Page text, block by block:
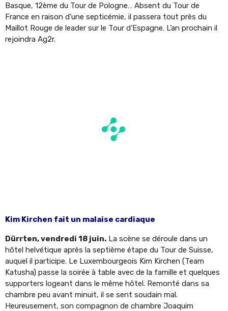
Basque, 12ème du Tour de Pologne… Absent du Tour de
France en raison d’une septicémie, il passera tout près du
Maillot Rouge de leader sur le Tour d’Espagne. L’an prochain il
rejoindra Ag2r.
Kim Kirchen fait un malaise cardiaque
Dürrten, vendredi 18 juin. La scène se déroule dans un
hôtel helvétique après la septième étape du Tour de Suisse,
auquel il participe. Le Luxembourgeois Kim Kirchen (Team
Katusha) passe la soirée à table avec de la famille et quelques
supporters logeant dans le même hôtel. Remonté dans sa
chambre peu avant minuit, il se sent soudain mal.
Heureusement, son compagnon de chambre Joaquim